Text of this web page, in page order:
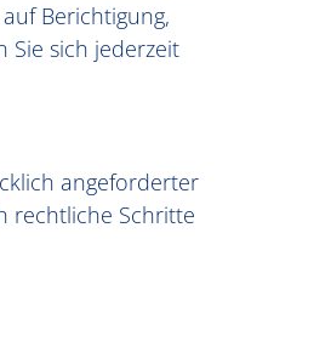
Berichtigung,
Sie sich jederzeit
angeforderter
rechtliche Schritte